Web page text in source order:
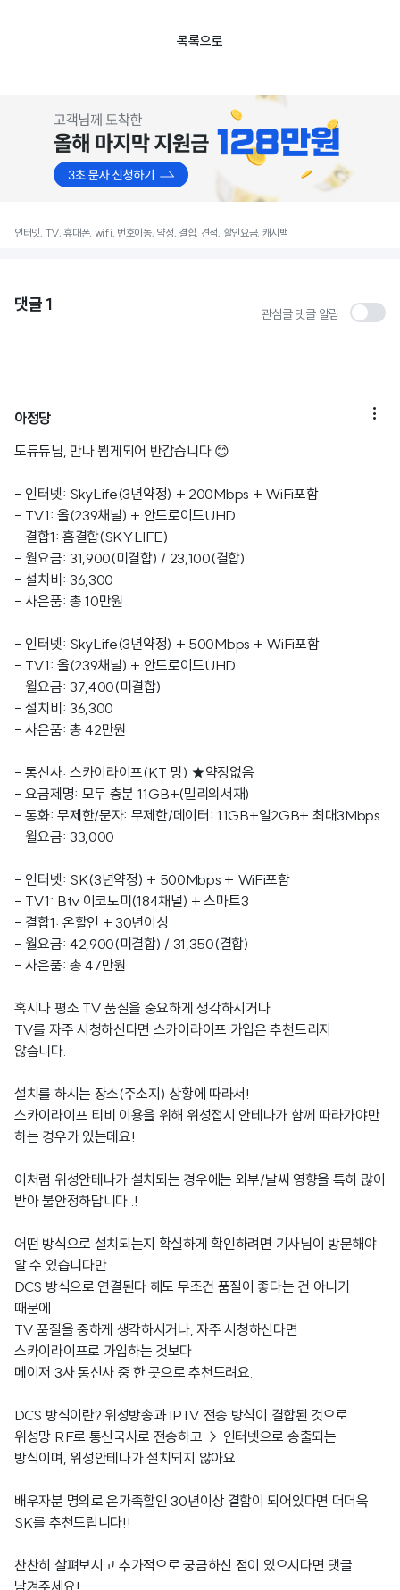
목록으로
인터넷, TV, 휴대폰, wifi, 번호이동, 약정, 결합, 견적, 할인요금, 캐시백
댓글 1 관심글 댓글 알림
아정당 
도듀듀님, 만나 뵙게되어 반갑습니다 😊
- 인터넷: SkyLife(3년약정) + 200Mbps + WiFi포함
- TV1: 올(239채널) + 안드로이드UHD
- 결합1: 홈결합(SKYLIFE)
- 월요금: 31,900(미결합) / 23,100(결합)
- 설치비: 36,300
- 사은품: 총 10만원
- 인터넷: SkyLife(3년약정) + 500Mbps + WiFi포함
- TV1: 올(239채널) + 안드로이드UHD
- 월요금: 37,400(미결합)
- 설치비: 36,300
- 사은품: 총 42만원
- 통신사: 스카이라이프(KT 망) ★약정없음
- 요금제명: 모두 충분 11GB+(밀리의서재)
- 통화: 무제한/문자: 무제한/데이터: 11GB+일2GB+ 최대3Mbps
- 월요금: 33,000
- 인터넷: SK(3년약정) + 500Mbps + WiFi포함
- TV1: Btv 이코노미(184채널) + 스마트3
- 결합1: 온할인 + 30년이상
- 월요금: 42,900(미결합) / 31,350(결합)
- 사은품: 총 47만원
혹시나 평소 TV 품질을 중요하게 생각하시거나
TV를 자주 시청하신다면 스카이라이프 가입은 추천드리지
않습니다.
설치를 하시는 장소(주소지) 상황에 따라서!
스카이라이프 티비 이용을 위해 위성접시 안테나가 함께 따라가야만
하는 경우가 있는데요!
이처럼 위성안테나가 설치되는 경우에는 외부/날씨 영향을 특히 많이
받아 불안정하답니다..!
어떤 방식으로 설치되는지 확실하게 확인하려면 기사님이 방문해야
알 수 있습니다만
DCS 방식으로 연결된다 해도 무조건 품질이 좋다는 건 아니기
때문에
TV 품질을 중하게 생각하시거나, 자주 시청하신다면
스카이라이프로 가입하는 것보다
메이저 3사 통신사 중 한 곳으로 추천드려요.
DCS 방식이란? 위성방송과 IPTV 전송 방식이 결합된 것으로
위성망 RF로 통신국사로 전송하고 → 인터넷으로 송출되는
방식이며, 위성안테나가 설치되지 않아요
배우자분 명의로 온가족할인 30년이상 결합이 되어있다면 더더욱
SK를 추천드립니다!!
찬찬히 살펴보시고 추가적으로 궁금하신 점이 있으시다면 댓글
남겨주세요!